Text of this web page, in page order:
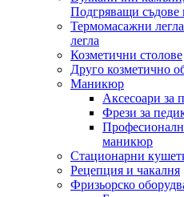
Подгряващи съдове
Термомасажни
легла
Козметични столове
Друго козметично
Маникюр
Аксесоари за
Фрези за
маникюр
Стационарни
Рецепция и чакалня
Фризьорско